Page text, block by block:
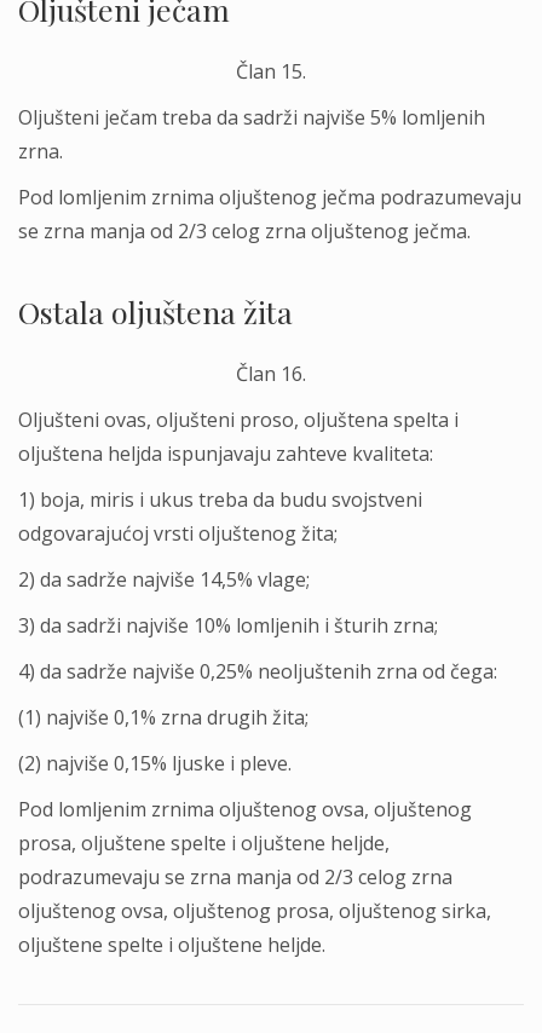
Olјušteni ječam
Član 15.
Olјušteni ječam treba da sadrži najviše 5% lomlјenih
zrna.
Pod lomlјenim zrnima olјuštenog ječma podrazumevaju
se zrna manja od 2/3 celog zrna olјuštenog ječma.
Ostala olјuštena žita
Član 16.
Olјušteni ovas, olјušteni proso, olјuštena spelta i
olјuštena helјda ispunjavaju zahteve kvaliteta:
1) boja, miris i ukus treba da budu svojstveni
odgovarajućoj vrsti olјuštenog žita;
2) da sadrže najviše 14,5% vlage;
3) da sadrži najviše 10% lomlјenih i šturih zrna;
4) da sadrže najviše 0,25% neolјuštenih zrna od čega:
(1) najviše 0,1% zrna drugih žita;
(2) najviše 0,15% lјuske i pleve.
Pod lomlјenim zrnima olјuštenog ovsa, olјuštenog
prosa, olјuštene spelte i olјuštene helјde,
podrazumevaju se zrna manja od 2/3 celog zrna
olјuštenog ovsa, olјuštenog prosa, olјuštenog sirka,
olјuštene spelte i olјuštene helјde.